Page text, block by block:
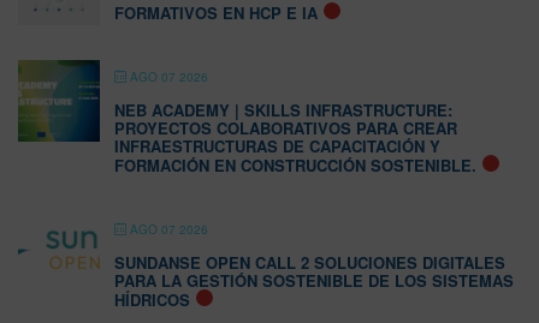
FORMATIVOS EN HCP E IA
AGO 07 2026
NEB ACADEMY | SKILLS INFRASTRUCTURE:
PROYECTOS COLABORATIVOS PARA CREAR
INFRAESTRUCTURAS DE CAPACITACIÓN Y
FORMACIÓN EN CONSTRUCCIÓN SOSTENIBLE.
AGO 07 2026
SUNDANSE OPEN CALL 2 SOLUCIONES DIGITALES
PARA LA GESTIÓN SOSTENIBLE DE LOS SISTEMAS
HÍDRICOS